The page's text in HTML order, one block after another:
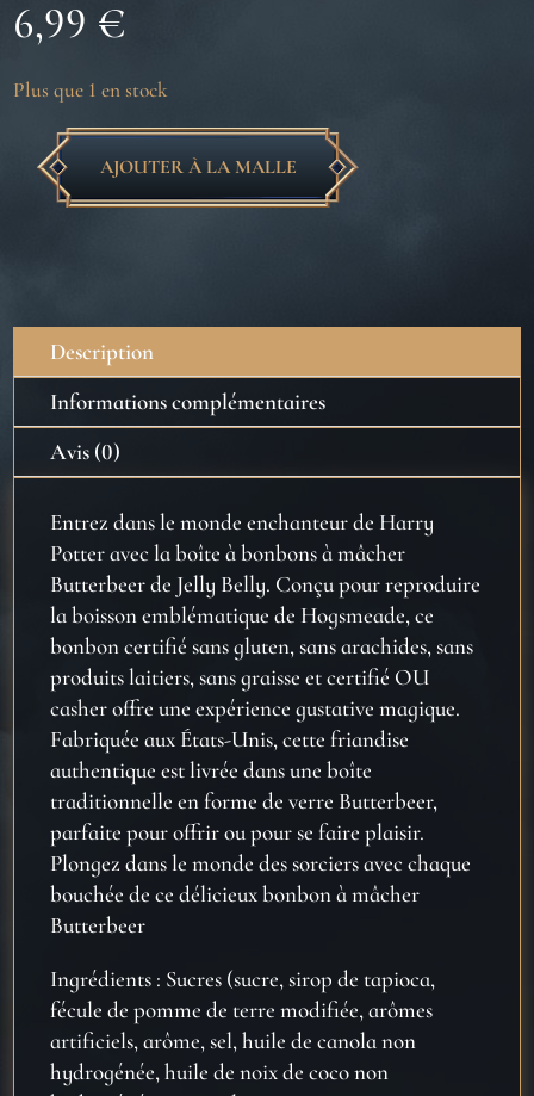
6,99 €
Plus que 1 en stock
quantité
métallique
AJOUTER À LA MALLE
Description
Informations complémentaires
Avis (0)
Entrez dans le monde enchanteur de Harry
Potter avec la boîte à bonbons à mâcher
Butterbeer de Jelly Belly. Conçu pour reproduire
la boisson emblématique de Hogsmeade, ce
bonbon certifié sans gluten, sans arachides, sans
produits laitiers, sans graisse et certifié OU
casher offre une expérience gustative magique.
Fabriquée aux États-Unis, cette friandise
authentique est livrée dans une boîte
traditionnelle en forme de verre Butterbeer,
parfaite pour offrir ou pour se faire plaisir.
Plongez dans le monde des sorciers avec chaque
bouchée de ce délicieux bonbon à mâcher
Butterbeer
Ingrédients : Sucres (sucre, sirop de tapioca,
fécule de pomme de terre modifiée, arômes
artificiels, arôme, sel, huile de canola non
hydrogénée, huile de noix de coco non